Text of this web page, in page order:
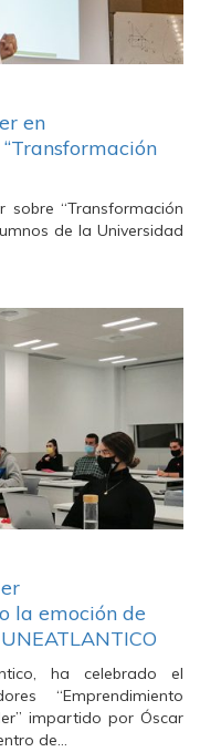
en
“Transformación
de la Universidad
la emoción de
ha celebrado el
“Emprendimiento
impartido por Óscar
de…